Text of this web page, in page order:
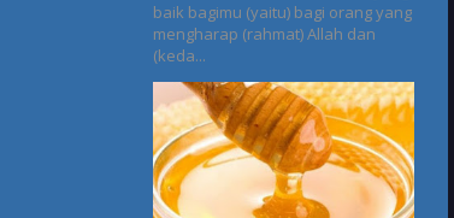
baik bagimu (yaitu) bagi orang yang
mengharap (rahmat) Allah dan
(keda...